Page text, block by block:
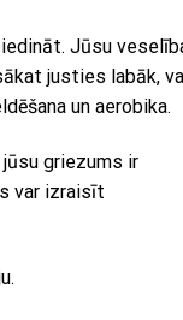
Jūsu
justies labāk,
un aerobika.
griezums ir
var izraisīt